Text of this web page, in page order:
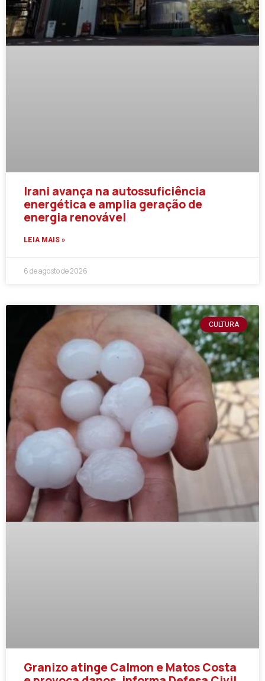
Irani avança na autossuficiência
energética e amplia geração de
energia renovável
LEIA MAIS »
6 de agosto de 2026
CULTURA
Granizo atinge Calmon e Matos Costa